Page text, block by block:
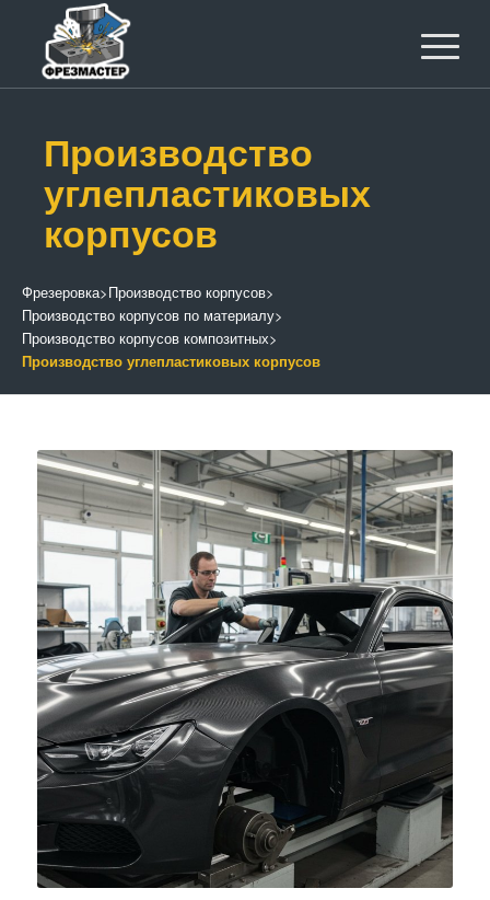
Производство
углепластиковых
корпусов
Фрезеровка>Производство корпусов>
Производство корпусов по материалу>
Производство корпусов композитных>
Производство углепластиковых корпусов